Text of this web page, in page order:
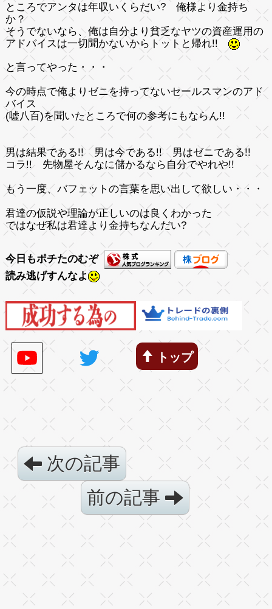
ところでアンタは年収いくらだい? 俺様より金持ち
か？
そうでないなら、俺は自分より貧乏なヤツの資産運用の
アドバイスは一切聞かないからトットと帰れ!!
と言ってやった・・・
今の時点で俺よりゼニを持ってないセールスマンのアド
バイス
(嘘八百)を聞いたところで何の参考にもならん!!
男は結果である!! 男は今である!! 男はゼニである!!
コラ!! 先物屋そんなに儲かるなら自分でやれや!!
もう一度、バフェットの言葉を思い出して欲しい・・・
君達の仮説や理論が正しいのは良くわかった
ではなぜ私は君達より金持ちなんだい?
今日もポチたのむぞ
読み逃げすんなよ
トップ
次の記事
前の記事